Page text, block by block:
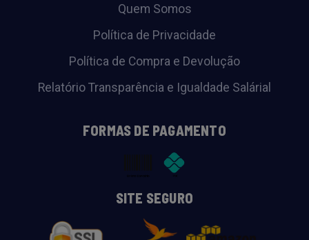
Quem Somos
Política de Privacidade
Política de Compra e Devolução
Relatório Transparência e Igualdade Salárial
FORMAS DE PAGAMENTO
SITE SEGURO